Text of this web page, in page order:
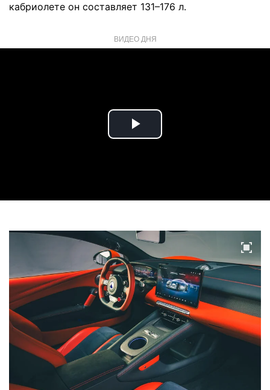
кабриолете он составляет 131–176 л.
ВИДЕО ДНЯ
Play